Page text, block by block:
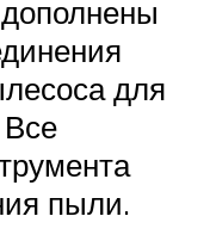
для
пыли.